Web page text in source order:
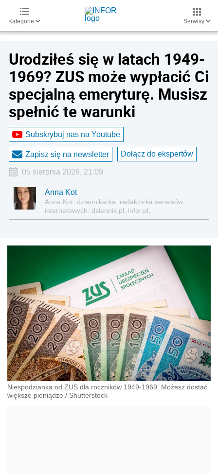
Kategorie Serwisy
Urodziłeś się w latach 1949-
1969? ZUS może wypłacić Ci
specjalną emeryturę. Musisz
spełnić te warunki
Subskrybuj nas na Youtube
Zapisz się na newsletter Dołącz do ekspertów
05 sierpnia 2026, 21:09
Anna Kot
Anna Kot, dziennikarka, redaktorka serwisów
internetowych: dziennik.pl, infor.pl,
gazetaprawna.pl, forsal.pl
Niespodzianka od ZUS dla roczników 1949-1969. Możesz dostać
większe pieniądze / Shutterstock